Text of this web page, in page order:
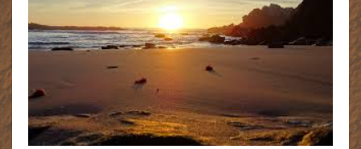
Glückskinder 2023
Notfall-Hunde
Notfall-Hunde - Adoptiert
Regenbogenbrücke
Wissenswertes